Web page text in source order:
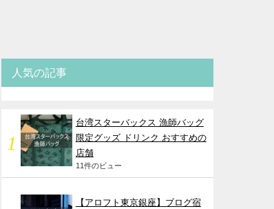
人気の記事
台湾スターバックス 漁師バッグ
限定グッズ ドリンク おすすめの
店舗
11件のビュー
【アロフト東京銀座】ブログ宿